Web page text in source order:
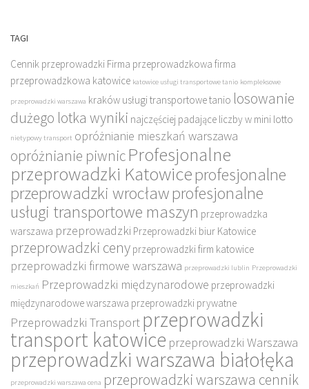
TAGI
Cennik przeprowadzki Firma przeprowadzkowa firma
przeprowadzkowa katowice katowice usługi transportowe tanio kompleksowe
przeprowadzki warszawa kraków usługi transportowe tanio losowanie
dużego lotka wyniki najczęściej padające liczby w mini lotto
nietypowy transport opróżnianie mieszkań warszawa
opróżnianie piwnicProfesjonalne
przeprowadzki Katowiceprofesjonalne
przeprowadzki wrocławprofesjonalne
usługi transportowe maszyn przeprowadzka
warszawa przeprowadzki Przeprowadzki biur Katowice
przeprowadzki ceny przeprowadzki firm katowice
przeprowadzki firmowe warszawa przeprowadzki lublin Przeprowadzki
mieszkań Przeprowadzki międzynarodowe przeprowadzki
międzynarodowe warszawa przeprowadzki prywatne
Przeprowadzki Transport przeprowadzki
transport katowice przeprowadzki Warszawa
przeprowadzki warszawa białołęka
przeprowadzki warszawa cena przeprowadzki warszawa cennik